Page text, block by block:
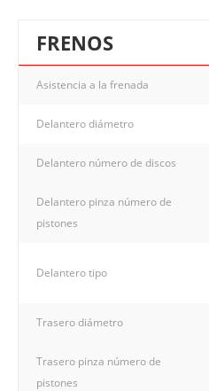
FRENOS
Asistencia a la frenada
Delantero diámetro
Delantero número de discos
Delantero pinza número de
pistones
Delantero tipo
Trasero diámetro
Trasero pinza número de
pistones